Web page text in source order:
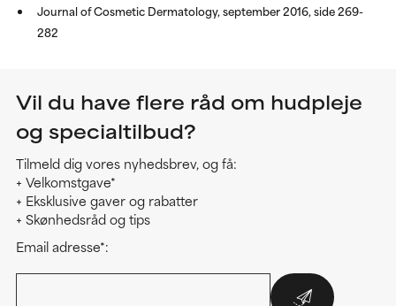
Journal of Cosmetic Dermatology, september 2016, side 269-
282
Vil du have flere råd om hudpleje
og specialtilbud?
Tilmeld dig vores nyhedsbrev, og få:
+ Velkomstgave*
+ Eksklusive gaver og rabatter
+ Skønhedsråd og tips
Email adresse*: